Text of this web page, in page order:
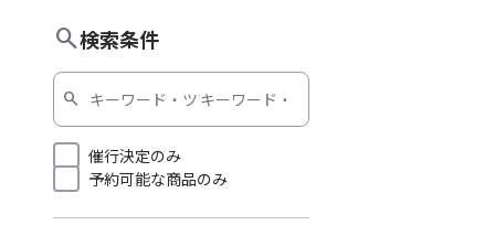
search検索条件
search
催行決定のみ
予約可能な商品のみ